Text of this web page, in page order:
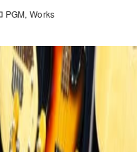
PGM Works